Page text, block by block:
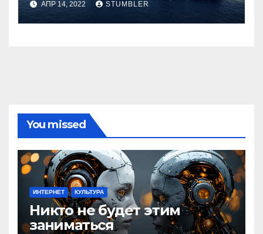
АПР 14, 2022 STUMBLER
You missed
ИНТЕРНЕТ КУЛЬТУРА
Никто не будет этим
заниматься